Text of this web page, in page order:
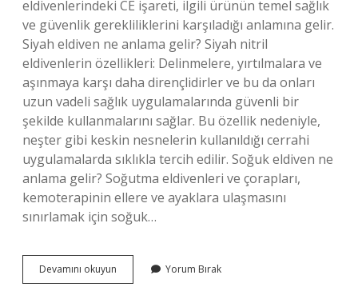
eldivenlerindeki CE işareti, ilgili ürünün temel sağlık
ve güvenlik gerekliliklerini karşıladığı anlamına gelir.
Siyah eldiven ne anlama gelir? Siyah nitril
eldivenlerin özellikleri: Delinmelere, yırtılmalara ve
aşınmaya karşı daha dirençlidirler ve bu da onları
uzun vadeli sağlık uygulamalarında güvenli bir
şekilde kullanmalarını sağlar. Bu özellik nedeniyle,
neşter gibi keskin nesnelerin kullanıldığı cerrahi
uygulamalarda sıklıkla tercih edilir. Soğuk eldiven ne
anlama gelir? Soğutma eldivenleri ve çorapları,
kemoterapinin ellere ve ayaklara ulaşmasını
sınırlamak için soğuk…
Devamını okuyun
Simgesi
Yorum Bırak